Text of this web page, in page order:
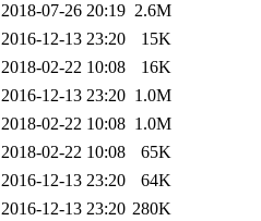
2018-07-26 20:19 2.6M
2016-12-13 23:20
15K
2018-02-22 10:08
16K
2016-12-13 23:20 1.0M
2018-02-22 10:08 1.0M
2018-02-22 10:08
65K
2016-12-13 23:20
64K
2016-12-13 23:20 280K